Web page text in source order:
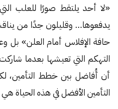
«لا أحد يلتقط صورًا للعلب
يدفعوها… وقليلون جدًا من
حافة الإفلاس أمام العلن» بل
التهكم التي تعيشها بعدما
أن أُفاضل بين خطط التأمين،
التأمين الأفضل في هذه الحياة هي